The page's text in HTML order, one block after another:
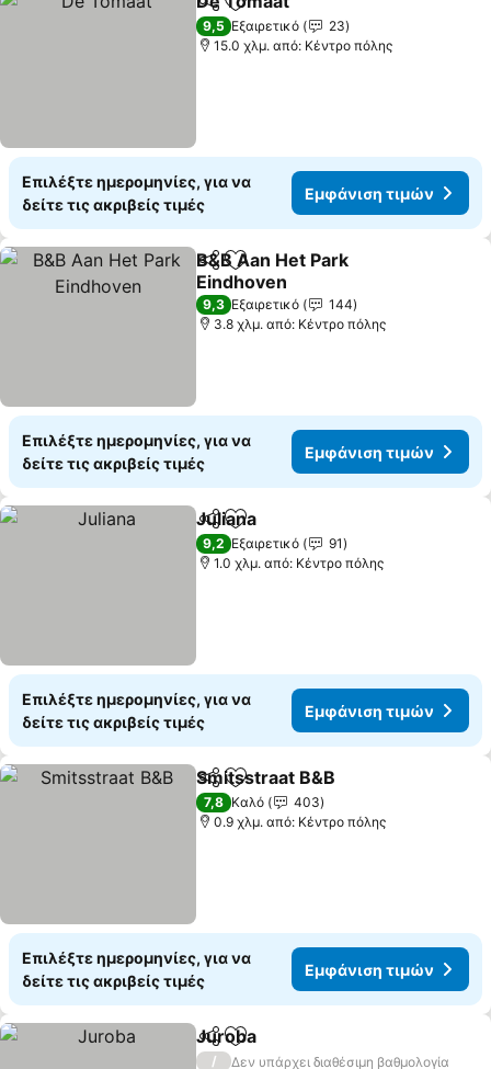
Κοινοποίηση
Προσθήκη στα αγαπημένα
9,5 Εξαιρετικό
23
15.0 χλμ. από: Κέντρο πόλης
Επιλέξτε ημερομηνίες, για να
δείτε τις ακριβείς τιμές
Εμφάνιση τιμών
Κοινοποίηση
Προσθήκη στα αγαπημένα
B&B Aan Het Park
Eindhoven
Εμφάνιση τιμών
9,3 Εξαιρετικό
144
3.8 χλμ. από: Κέντρο πόλης
Επιλέξτε ημερομηνίες, για να
δείτε τις ακριβείς τιμές
Εμφάνιση τιμών
Κοινοποίηση
Προσθήκη στα αγαπημένα
Juliana
9,2 Εξαιρετικό
91
1.0 χλμ. από: Κέντρο πόλης
Επιλέξτε ημερομηνίες, για να
δείτε τις ακριβείς τιμές
Εμφάνιση τιμών
Κοινοποίηση
Προσθήκη στα αγαπημένα
Smitsstraat B&B
7,8 Καλό
403
0.9 χλμ. από: Κέντρο πόλης
Επιλέξτε ημερομηνίες, για να
δείτε τις ακριβείς τιμές
Εμφάνιση τιμών
Κοινοποίηση
Προσθήκη στα αγαπημένα
Juroba
/
Δεν υπάρχει διαθέσιμη βαθμολογία